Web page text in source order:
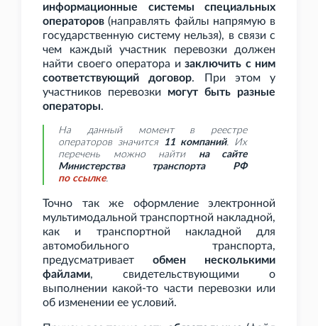
информационные системы специальных
операторов (направлять файлы напрямую в
государственную систему нельзя), в связи с
чем каждый участник перевозки должен
найти своего оператора и заключить с ним
соответствующий договор. При этом у
участников перевозки могут быть разные
операторы.
На данный момент в реестре
операторов значится 11 компаний. Их
перечень можно найти
на сайте
Министерства транспорта
РФ
по ссылке.
Точно так же оформление электронной
мультимодальной транспортной накладной,
как и транспортной накладной для
автомобильного транспорта,
предусматривает обмен несколькими
файлами, свидетельствующими о
выполнении какой-то части перевозки или
об изменении ее условий.